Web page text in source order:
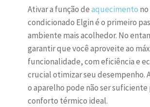
Ativar a função deaquecimento
condicionado Elgin é o primeiro
ambiente mais acolhedor. No
garantir que você aproveite ao
funcionalidade, com eficiência e
crucial otimizar seu desempenho.
o aparelho pode não ser suficiente
conforto térmico ideal.